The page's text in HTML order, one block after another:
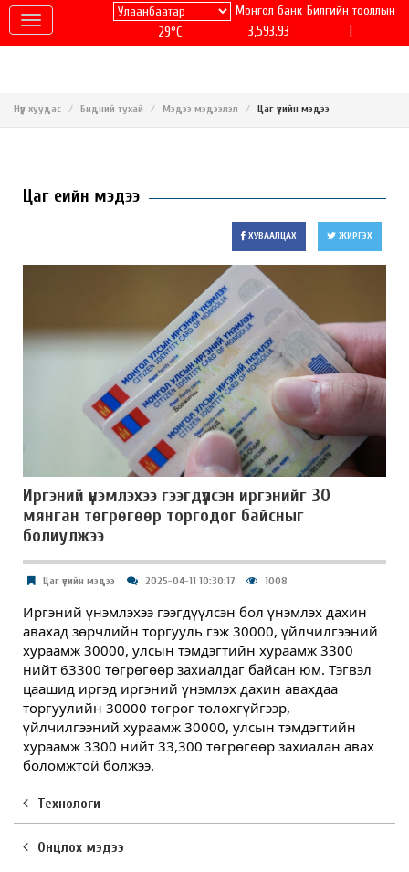
29°C
Монгол банк
3,593.93
Билгийн тооллын
Нүүр хуудас Бидний тухай Мэдээ мэдээлэл Цаг үеийн мэдээ
Цаг үеийн мэдээ
ХУВААЛЦАХ ЖИРГЭХ
Иргэний үнэмлэхээ гээгдүүлсэн иргэнийг 30
мянган төгрөгөөр торгодог байсныг
болиулжээ
Цаг үеийн мэдээ 2025-04-11 10:30:17 1008
Иргэний үнэмлэхээ гээгдүүлсэн бол үнэмлэх дахин
авахад зөрчлийн торгууль гэж 30000, үйлчилгээний
хураамж 30000, улсын тэмдэгтийн хураамж 3300
нийт 63300 төгрөгөөр захиалдаг байсан юм. Тэгвэл
цаашид иргэд иргэний үнэмлэх дахин авахдаа
торгуулийн 30000 төгрөг төлөхгүйгээр,
үйлчилгээний хураамж 30000, улсын тэмдэгтийн
хураамж 3300 нийт 33,300 төгрөгөөр захиалан авах
боломжтой болжээ.
Технологи
Онцлох мэдээ